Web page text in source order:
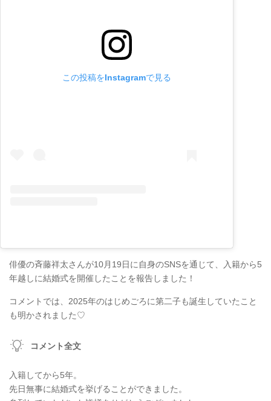
この投稿をInstagramで見る
俳優の斉藤祥太さんが10月19日に自身のSNSを通じて、入籍から5
年越しに結婚式を開催したことを報告しました！
コメントでは、2025年のはじめごろに第二子も誕生していたこと
も明かされました♡
コメント全文
入籍してから5年。
先日無事に結婚式を挙げることができました。